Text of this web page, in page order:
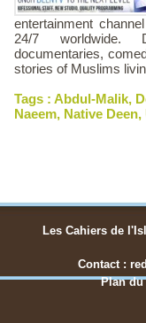
entertainment
24/7 worldwide.
documentaries,
stories of Muslims
Tags : Abdul-Malik,
Naeem, Native Deen,
Les Cahiers de
Contact :
Plan du